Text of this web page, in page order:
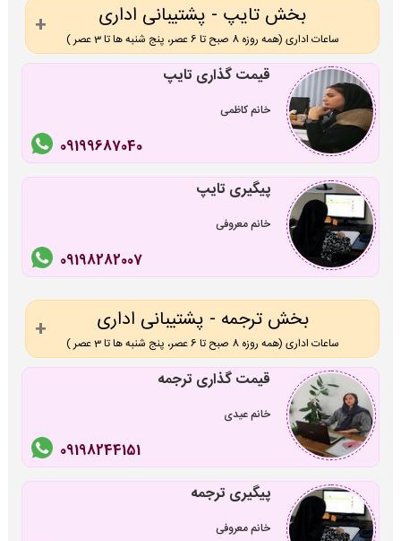
بخش تایپ - پشتیبانی اداری
ساعات اداری (همه روزه 8 صبح تا 6 عصر، پنج شنبه ها تا 3 عصر )
قیمت گذاری تایپ
خانم کاظمی
09199687040
پیگیری تایپ
خانم معروفی
09198282007
بخش ترجمه - پشتیبانی اداری
ساعات اداری (همه روزه 8 صبح تا 6 عصر، پنج شنبه ها تا 3 عصر )
قیمت گذاری ترجمه
خانم عیدی
09198244151
پیگیری ترجمه
خانم معروفی